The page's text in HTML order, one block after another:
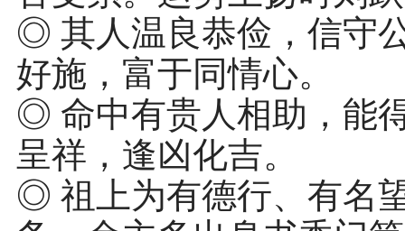
◎ 其人温良恭俭，信守
好施，富于同情心。
◎ 命中有贵人相助，能
呈祥，逢凶化吉。
◎ 祖上为有德行、有名